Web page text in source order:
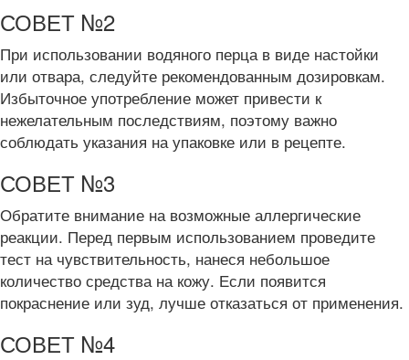
СОВЕТ №2
При использовании водяного перца в виде настойки
или отвара, следуйте рекомендованным дозировкам.
Избыточное употребление может привести к
нежелательным последствиям, поэтому важно
соблюдать указания на упаковке или в рецепте.
СОВЕТ №3
Обратите внимание на возможные аллергические
реакции. Перед первым использованием проведите
тест на чувствительность, нанеся небольшое
количество средства на кожу. Если появится
покраснение или зуд, лучше отказаться от применения.
СОВЕТ №4